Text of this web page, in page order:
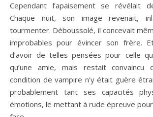
Cependant l’apaisement se révélait
Chaque nuit, son image revenait,
tourmenter. Déboussolé, il concevait
improbables pour évincer son frère.
d’avoir de telles pensées pour celle
qu’une amie, mais restait convaincu
condition de vampire n’y était guère
probablement tant ses capacités
émotions, le mettant à rude épreuve